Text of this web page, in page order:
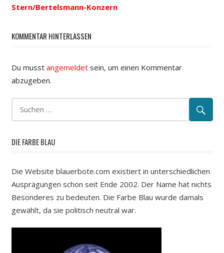
Stern/Bertelsmann-Konzern
KOMMENTAR HINTERLASSEN
Du musst angemeldetsein, um einen Kommentar
abzugeben.
DIE FARBE BLAU
Die Website blauerbote.com existiert in unterschiedlichen
Ausprägungen schon seit Ende 2002. Der Name hat nichts
Besonderes zu bedeuten. Die Farbe Blau wurde damals
gewählt, da sie politisch neutral war.